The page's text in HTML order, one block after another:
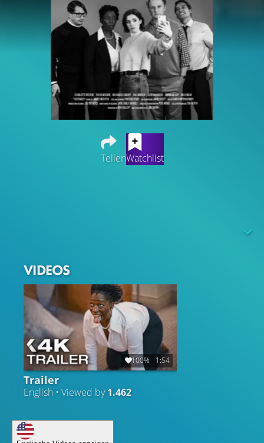
TeilenWatchlist
den 24-Stunden-Nachrichtenzyklus, "Experten" und die
VIDEOS
100% 1:54
Trailer
English • Viewed by1.462